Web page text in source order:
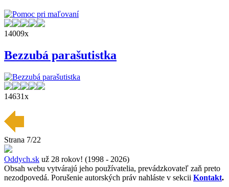
14009x
Bezzubá parašutistka
14631x
Strana 7/22
Oddych.sk už 28 rokov! (1998 - 2026)
Obsah webu vytvárajú jeho používatelia, prevádzkovateľ zaň preto
nezodpovedá. Porušenie autorských práv nahláste v sekcii Kontakt.